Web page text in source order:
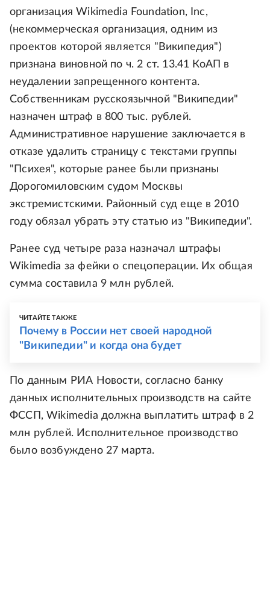
организация Wikimedia Foundation, Inc,
(некоммерческая организация, одним из
проектов которой является "Википедия")
признана виновной по ч. 2 ст. 13.41 КоАП в
неудалении запрещенного контента.
Собственникам русскоязычной "Википедии"
назначен штраф в 800 тыс. рублей.
Административное нарушение заключается в
отказе удалить страницу с текстами группы
"Психея", которые ранее были признаны
Дорогомиловским судом Москвы
экстремистскими. Районный суд еще в 2010
году обязал убрать эту статью из "Википедии".
Ранее суд четыре раза назначал штрафы
Wikimedia за фейки о спецоперации. Их общая
сумма составила 9 млн рублей.
ЧИТАЙТЕ ТАКЖЕ
Почему в России нет своей народной
"Википедии" и когда она будет
По данным РИА Новости, согласно банку
данных исполнительных производств на сайте
ФССП, Wikimedia должна выплатить штраф в 2
млн рублей. Исполнительное производство
было возбуждено 27 марта.